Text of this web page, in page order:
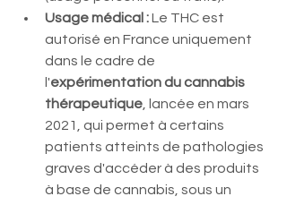
Usage médical : Le THC est
autorisé en France uniquement
dans le cadre de
l'expérimentation du cannabis
thérapeutique, lancée en mars
2021, qui permet à certains
patients atteints de pathologies
graves d'accéder à des produits
à base de cannabis, sous un